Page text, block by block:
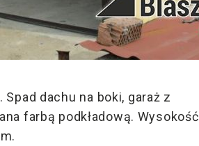
dachu na boki, garaż z
farbą podkładową. Wysokość